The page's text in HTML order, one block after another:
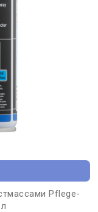
Pflege-